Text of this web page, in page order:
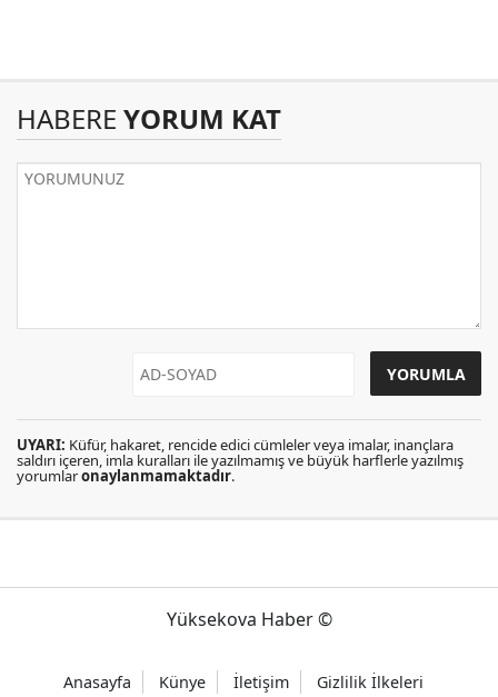
HABERE YORUM KAT
UYARI: Küfür, hakaret, rencide edici cümleler veya imalar, inançlara
saldırı içeren, imla kuralları ile yazılmamış ve büyük harflerle yazılmış
yorumlaronaylanmamaktadır.
Yüksekova Haber ©
Anasayfa Künye İletişim Gizlilik İlkeleri